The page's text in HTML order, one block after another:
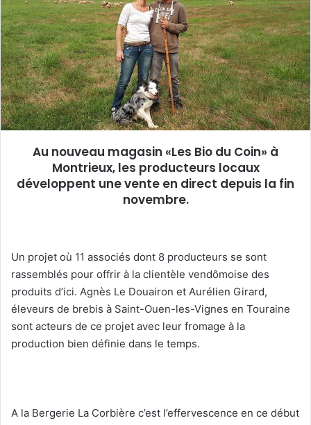
e
r
u
n
c
o
u
r
e
Au nouveau magasin «Les Bio du Coin» à
Montrieux, les producteurs locaux
développent une vente en direct depuis la fin
novembre.
Un projet où 11 associés dont 8 producteurs se sont
rassemblés pour offrir à la clientèle vendômoise des
produits d’ici. Agnès Le Douairon et Aurélien Girard,
éleveurs de brebis à Saint-Ouen-les-Vignes en Touraine
sont acteurs de ce projet avec leur fromage à la
production bien définie dans le temps.
A la Bergerie La Corbière c’est l’effervescence en ce début